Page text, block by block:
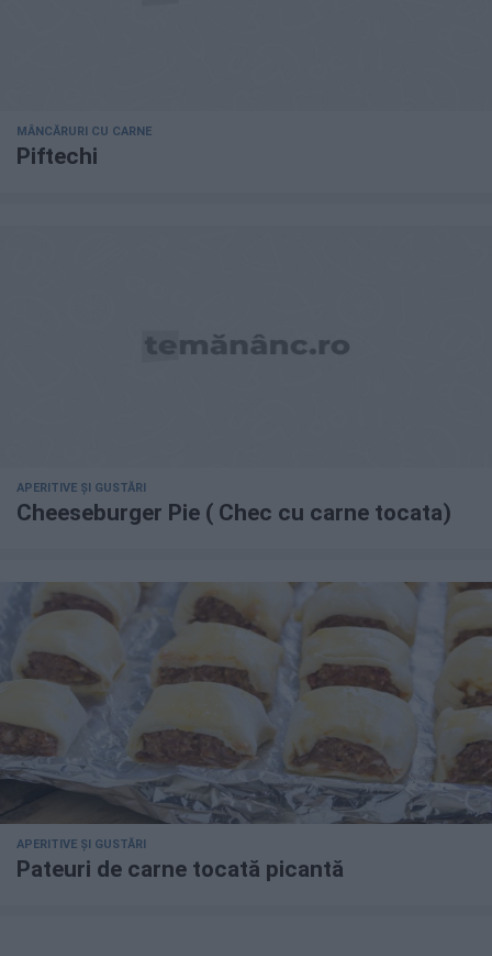
MÂNCĂRURI CU CARNE
Piftechi
APERITIVE ȘI GUSTĂRI
Cheeseburger Pie ( Chec cu carne tocata)
APERITIVE ȘI GUSTĂRI
Pateuri de carne tocată picantă